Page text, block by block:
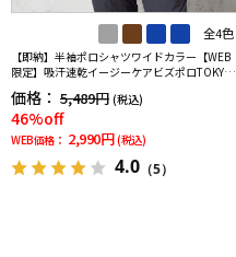
全4色
【即納】半袖ポロシャツワイドカラー【WEB
限定】吸汗速乾イージーケアビズポロTOKYOR
UN春夏
価格： 5,489円 (税込)
46%off
WEB価格： 2,990円 (税込)
4.0 （5）